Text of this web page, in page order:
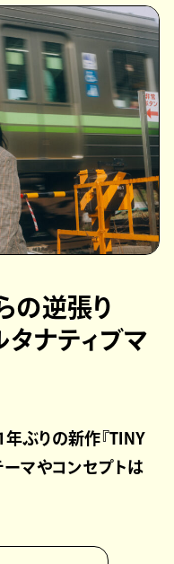
の逆張り
タナティブマ
ぶりの新作『TINY
ーマやコンセプトは